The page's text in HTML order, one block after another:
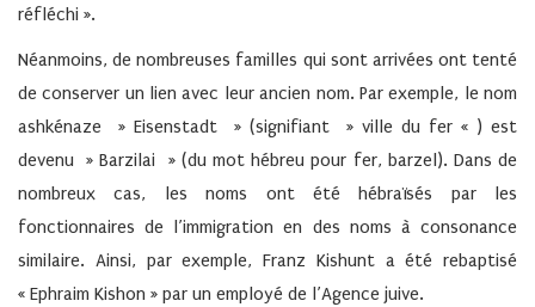
réfléchi ».
Néanmoins, de nombreuses familles qui sont arrivées ont tenté
de conserver un lien avec leur ancien nom. Par exemple, le nom
ashkénaze » Eisenstadt » (signifiant » ville du fer « ) est
devenu » Barzilai » (du mot hébreu pour fer, barzel). Dans de
nombreux cas, les noms ont été hébraïsés par les
fonctionnaires de l’immigration en des noms à consonance
similaire. Ainsi, par exemple, Franz Kishunt a été rebaptisé
« Ephraim Kishon » par un employé de l’Agence juive.